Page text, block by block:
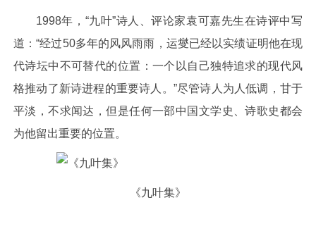
1998年，“九叶”诗人、评论家袁可嘉先生在诗评中写
道：“经过50多年的风风雨雨，运燮已经以实绩证明他在现
代诗坛中不可替代的位置：一个以自己独特追求的现代风
格推动了新诗进程的重要诗人。”尽管诗人为人低调，甘于
平淡，不求闻达，但是任何一部中国文学史、诗歌史都会
为他留出重要的位置。
《九叶集》